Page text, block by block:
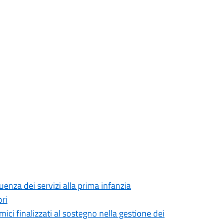
dei servizi alla prima infanzia
finalizzati al sostegno nella gestione dei